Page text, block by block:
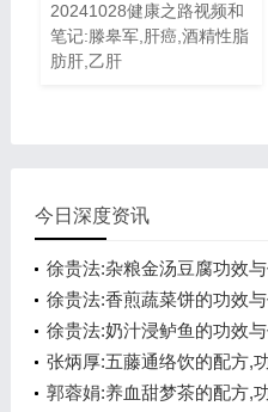
20241028健康之路视频和
笔记:滕皋军,肝癌,酒精性脂
肪肝,乙肝
今日深度资讯
徐贵法:杂粮金汤豆腐功效
吗,提高免疫力
徐贵法:香煎蔬菜饼的功效
吗,降血糖
徐贵法:奶汁浸鲈鱼的功效
吗,降血脂
张炳厚:五藤通络饮的配方,
的人,预防中风
郭蓉娟:养血甜梦茶的配方,